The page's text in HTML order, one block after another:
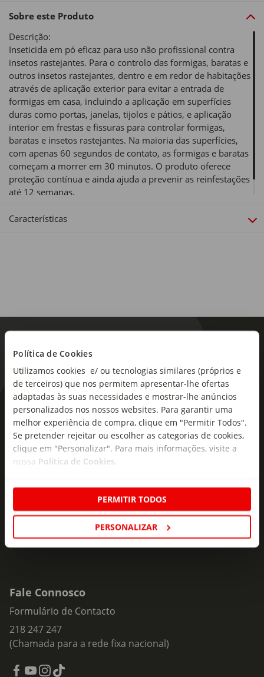
Política de Cookies
Utilizamos cookies e/ ou tecnologias similares (próprios e
de terceiros) que nos permitem apresentar-lhe ofertas
adaptadas às suas necessidades e mostrar-lhe anúncios
personalizados nos nossos websites. Para garantir uma
melhor experiência de compra, clique em "Permitir Todos".
Se pretender rejeitar ou escolher as categorias de cookies,
clique em "Personalizar". Para mais informações, visite a
nossa Política de Cookies.
PERMITIR TODOS
PERSONALIZAR
Sobre este Produto
Descrição:
Inseticida em pó eficaz para uso não profissional contra
insetos rastejantes. Para o controlo das formigas, baratas e
outros insetos rastejantes, dentro e em redor de habitações
através de aplicação exterior para evitar a entrada de
formigas em casa, incluindo a aplicação em superfícies
duras como portas, janelas, tijolos e pátios, e aplicação
interior em frestas e fissuras para controlar formigas,
baratas e insetos rastejantes. Na maioria das superfícies,
com apenas 60 segundos de contato, as formigas e baratas
começam a morrer em 30 minutos. O produto oferece
proteção contínua e ainda ajuda a prevenir as reinfestações
até 12 semanas.
Características
As novidades mais frescas no
seu e-mail!
Subscreva e descubra campanhas exclusivas,
ofertas e novidades para si.
Insira o seu e-
Fale Connosco
Formulário de Contacto
218 247 247
(Chamada para a rede fixa nacional)